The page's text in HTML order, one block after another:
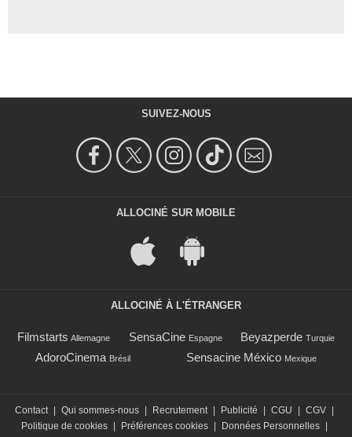
SUIVEZ-NOUS
ALLOCINÉ SUR MOBILE
ALLOCINÉ À L'ÉTRANGER
Filmstarts Allemagne SensaCine Espagne Beyazperde Turquie
AdoroCinema Brésil Sensacine México Mexique
Contact | Qui sommes-nous | Recrutement | Publicité | CGU | CGV |
Politique de cookies | Préférences cookies | Données Personnelles |